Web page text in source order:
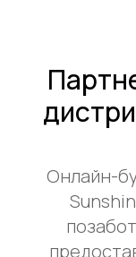
Онлайн-